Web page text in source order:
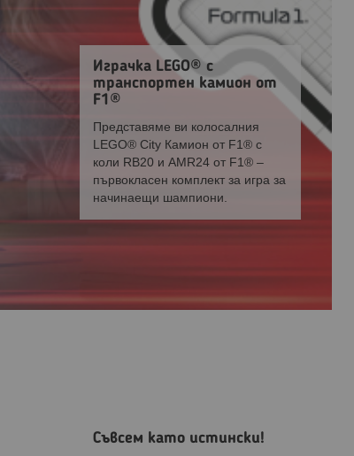
Играчка LEGO® с
транспортен камион от
F1®
Представяме ви колосалния
LEGO® City Камион от F1® с
коли RB20 и AMR24 от F1® –
първокласен комплект за игра за
начинаещи шампиони.
Съвсем като истински!